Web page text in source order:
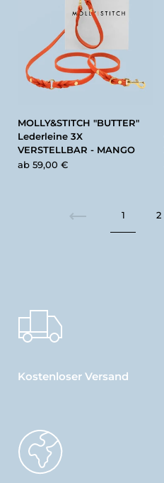
MOLLY&STITCH "BUTTER"
Lederleine 3X
VERSTELLBAR - MANGO
ab 59,00 €
1 2
Kostenloser Versand